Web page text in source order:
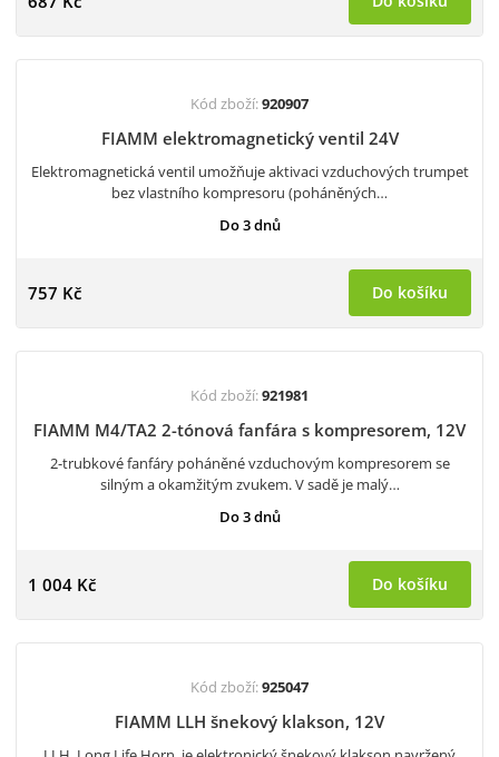
Kód zboží:920907
FIAMM elektromagnetický ventil 24V
Elektromagnetická ventil umožňuje aktivaci vzduchových trumpet
bez vlastního kompresoru (poháněných…
Do 3 dnů
757 Kč Do košíku
Kód zboží:921981
FIAMM M4/TA2 2-tónová fanfára s kompresorem, 12V
2-trubkové fanfáry poháněné vzduchovým kompresorem se
silným a okamžitým zvukem. V sadě je malý…
Do 3 dnů
1 004 Kč Do košíku
Kód zboží:925047
FIAMM LLH šnekový klakson, 12V